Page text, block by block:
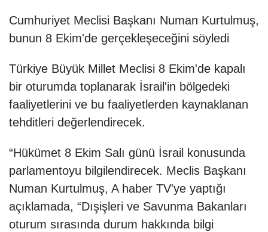
Cumhuriyet Meclisi Başkanı Numan Kurtulmuş,
bunun 8 Ekim'de gerçekleşeceğini söyledi
Türkiye Büyük Millet Meclisi 8 Ekim'de kapalı
bir oturumda toplanarak İsrail'in bölgedeki
faaliyetlerini ve bu faaliyetlerden kaynaklanan
tehditleri değerlendirecek.
“Hükümet 8 Ekim Salı günü İsrail konusunda
parlamentoyu bilgilendirecek. Meclis Başkanı
Numan Kurtulmuş, A haber TV'ye yaptığı
açıklamada, “Dışişleri ve Savunma Bakanları
oturum sırasında durum hakkında bilgi